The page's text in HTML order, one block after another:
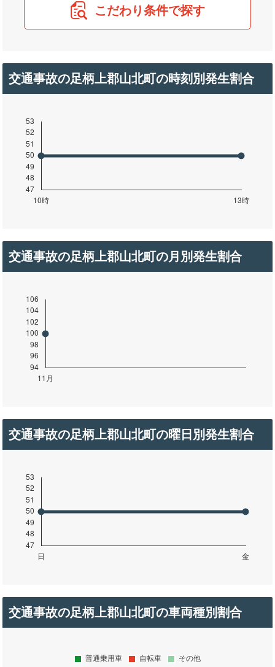
こだわり条件で探す
交通事故の足柄上郡山北町の時刻別発生割合
交通事故の足柄上郡山北町の月別発生割合
交通事故の足柄上郡山北町の曜日別発生割合
交通事故の足柄上郡山北町の車両種別割合